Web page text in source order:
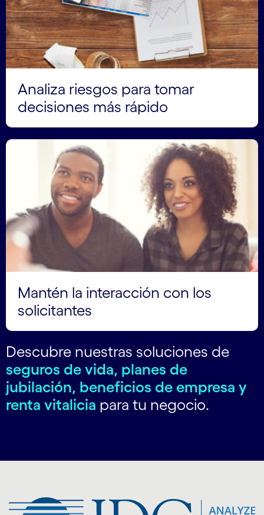
Analiza riesgos para tomar
decisiones más rápido
Mantén la interacción con los
solicitantes
Descubre nuestras soluciones de
seguros de vida, planes de
jubilación, beneficios de empresa y
renta vitalicia para tu negocio.